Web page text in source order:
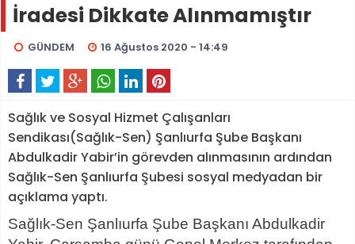
İradesi Dikkate Alınmamıştır
GÜNDEM 16 Ağustos 2020 - 14:49
Sağlık ve Sosyal Hizmet Çalışanları
Sendikası(Sağlık-Sen) Şanlıurfa Şube Başkanı
Abdulkadir Yabir’in görevden alınmasının ardından
Sağlık-Sen Şanlıurfa Şubesi sosyal medyadan bir
açıklama yaptı.
Sağlık-Sen Şanlıurfa Şube Başkanı Abdulkadir